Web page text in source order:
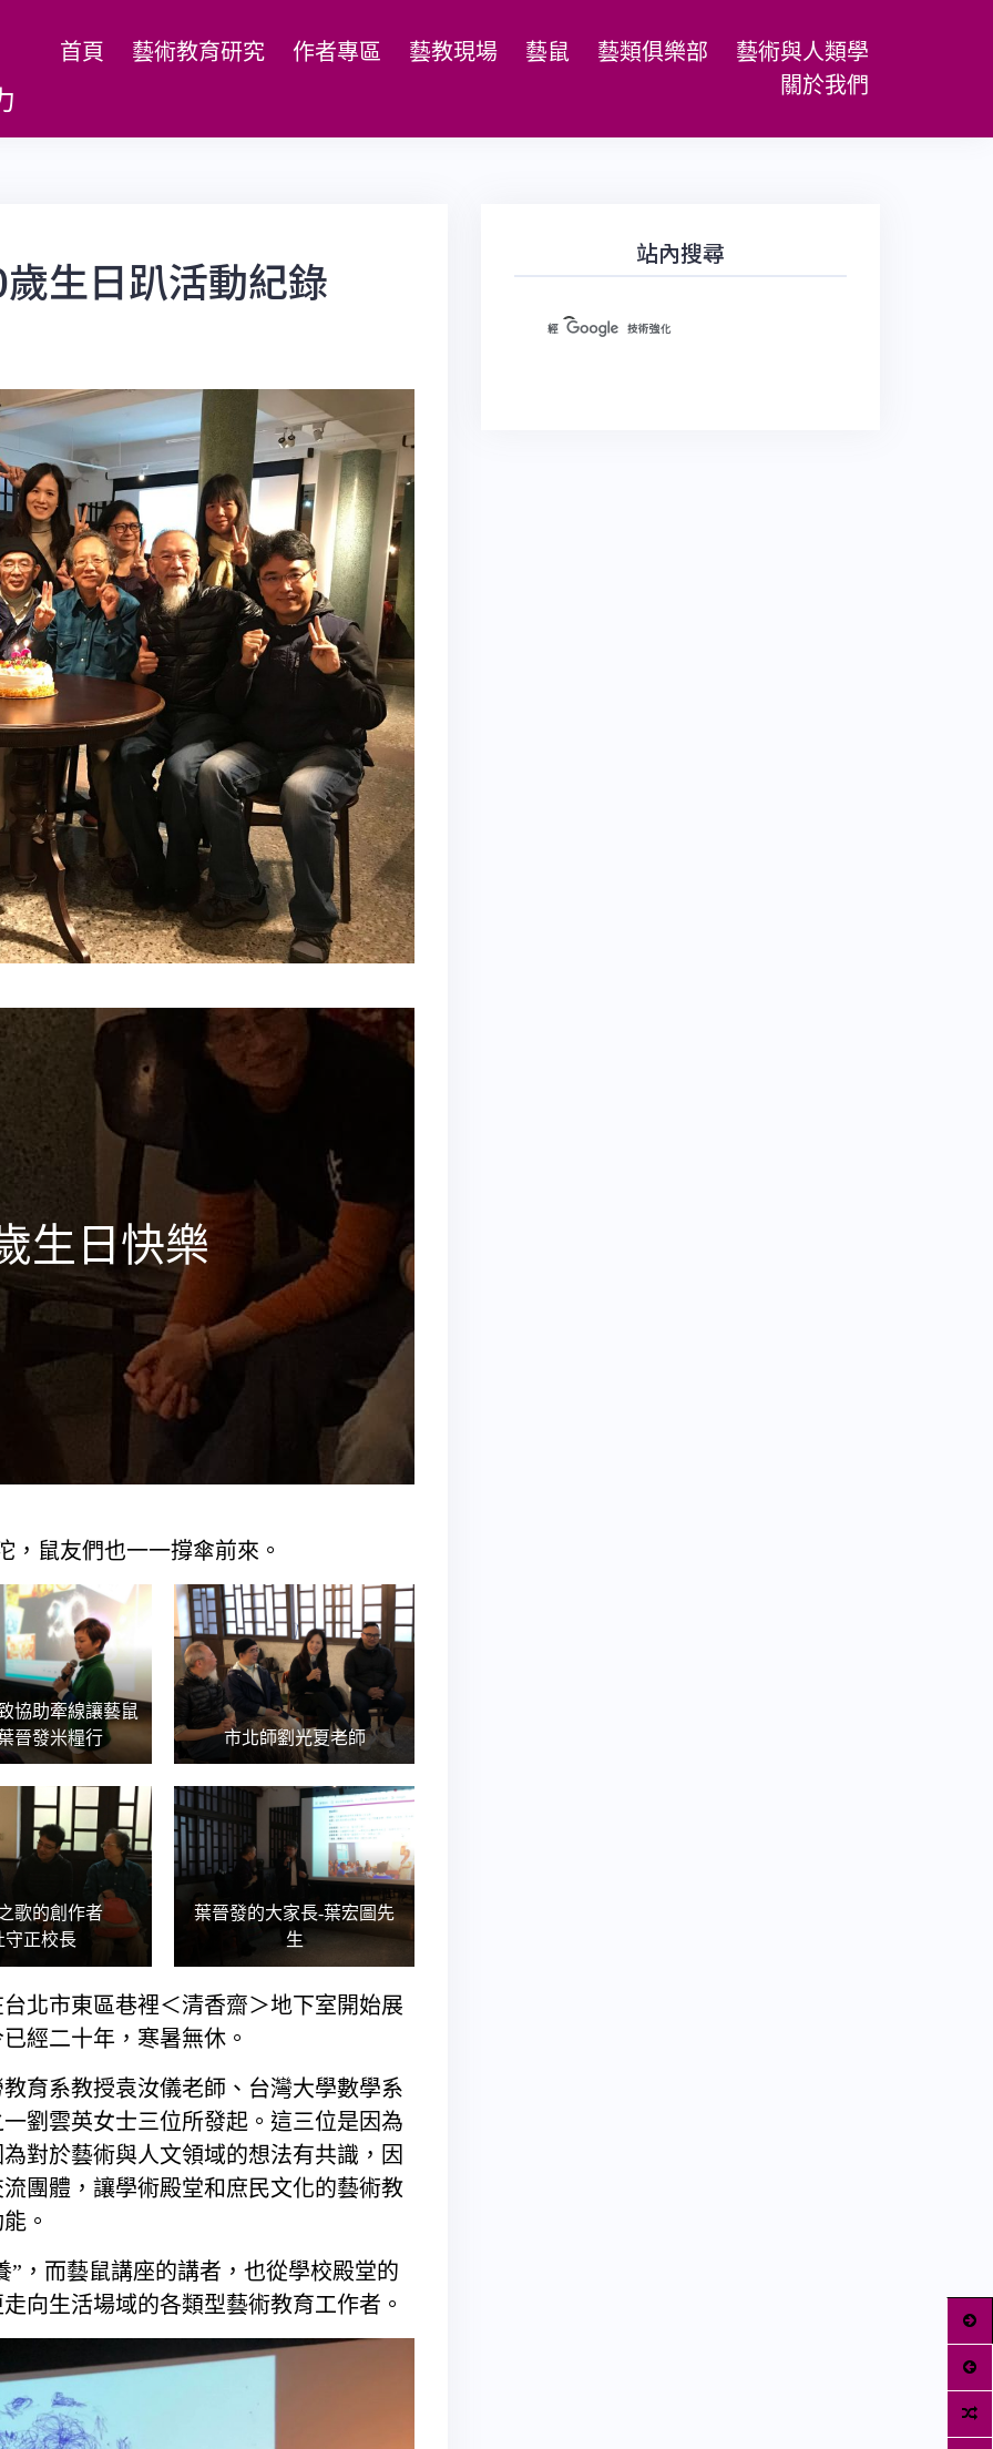
首頁 藝術教育研究 作者專區 藝教現場 藝鼠 藝類俱樂部
藝術與人類學
關於我們
生日趴活動紀錄
生日快樂
，鼠友們也一一撐傘前來。
協助牽線讓藝鼠
晉發米糧行
市北師劉光夏老師
歌的創作者
守正校長
葉晉發的大家長-葉宏圖先
生
北市東區巷裡＜清香齋＞地下室開始展
經二十年，寒暑無休。
育系教授袁汝儀老師、台灣大學數學系
劉雲英女士三位所發起。這三位是因為
對於藝術與人文領域的想法有共識，因
團體，讓學術殿堂和庶民文化的藝術教
。
”，而藝鼠講座的講者，也從學校殿堂的
向生活場域的各類型藝術教育工作者。
站內搜尋